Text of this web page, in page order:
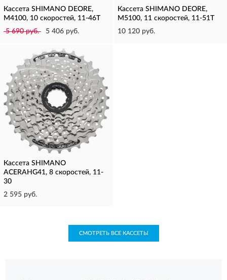
Кассета SHIMANO DEORE,
M4100, 10 скоростей, 11-46T
5 690 руб.
5 406 руб.
Кассета SHIMANO DEORE,
M5100, 11 скоростей, 11-51T
10 120 руб.
Кассета SHIMANO
ACERAHG41, 8 скоростей, 11-
30
2 595 руб.
СМОТРЕТЬ ВСЕ КАССЕТЫ